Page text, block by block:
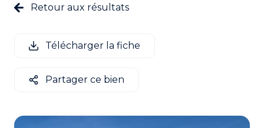
NOUS
NOS
PARTENAIRES
Retour aux résultats
Télécharger la fiche
Partager ce bien